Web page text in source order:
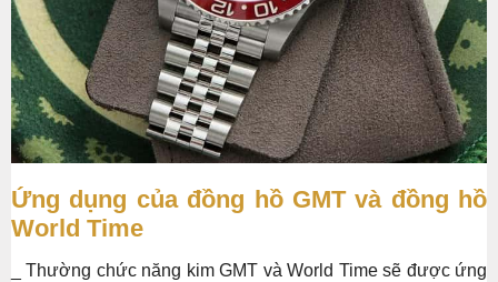
Ứng dụng của đồng hồ GMT và đồng hồ
World Time
_ Thường chức năng kim GMT và World Time sẽ được ứng